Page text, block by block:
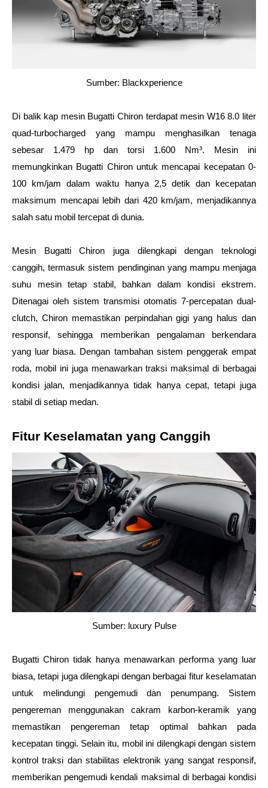
Sumber: Blackxperience
Di balik kap mesin Bugatti Chiron terdapat mesin W16 8.0 liter
quad-turbocharged yang mampu menghasilkan tenaga
sebesar 1.479 hp dan torsi 1.600 Nm³. Mesin ini
memungkinkan Bugatti Chiron untuk mencapai kecepatan 0-
100 km/jam dalam waktu hanya 2,5 detik dan kecepatan
maksimum mencapai lebih dari 420 km/jam, menjadikannya
salah satu mobil tercepat di dunia.
Mesin Bugatti Chiron juga dilengkapi dengan teknologi
canggih, termasuk sistem pendinginan yang mampu menjaga
suhu mesin tetap stabil, bahkan dalam kondisi ekstrem.
Ditenagai oleh sistem transmisi otomatis 7-percepatan dual-
clutch, Chiron memastikan perpindahan gigi yang halus dan
responsif, sehingga memberikan pengalaman berkendara
yang luar biasa. Dengan tambahan sistem penggerak empat
roda, mobil ini juga menawarkan traksi maksimal di berbagai
kondisi jalan, menjadikannya tidak hanya cepat, tetapi juga
stabil di setiap medan.
Fitur Keselamatan yang Canggih
Sumber: luxury Pulse
Bugatti Chiron tidak hanya menawarkan performa yang luar
biasa, tetapi juga dilengkapi dengan berbagai fitur keselamatan
untuk melindungi pengemudi dan penumpang. Sistem
pengereman menggunakan cakram karbon-keramik yang
memastikan pengereman tetap optimal bahkan pada
kecepatan tinggi. Selain itu, mobil ini dilengkapi dengan sistem
kontrol traksi dan stabilitas elektronik yang sangat responsif,
memberikan pengemudi kendali maksimal di berbagai kondisi